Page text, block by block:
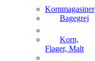
Kornmagasiner
Bagegrej
Korn,
Flager, Malt